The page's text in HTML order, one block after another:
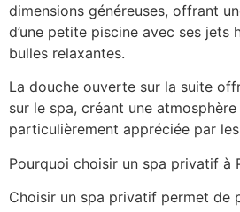
dimensions généreuses, offrant
d’une petite piscine avec ses jets
bulles relaxantes.
La douche ouverte sur la suite
sur le spa, créant une
particulièrement appréciée par
Pourquoi choisir un spa privatif à
Choisir un spa privatif permet de